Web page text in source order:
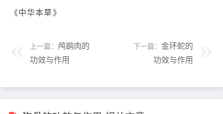
《中华本草》
上一篇： 鸬鹚肉的
功效与作用
下一篇： 金环蛇的
功效与作用